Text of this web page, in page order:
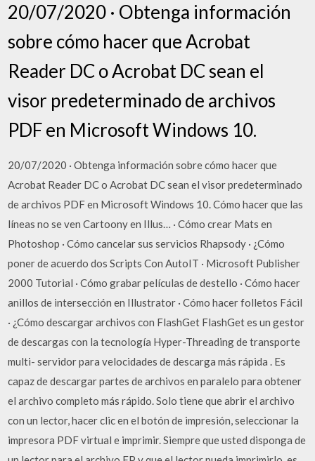
20/07/2020 · Obtenga información
sobre cómo hacer que Acrobat
Reader DC o Acrobat DC sean el
visor predeterminado de archivos
PDF en Microsoft Windows 10.
20/07/2020 · Obtenga información sobre cómo hacer que
Acrobat Reader DC o Acrobat DC sean el visor predeterminado
de archivos PDF en Microsoft Windows 10. Cómo hacer que las
líneas no se ven Cartoony en Illus… · Cómo crear Mats en
Photoshop · Cómo cancelar sus servicios Rhapsody · ¿Cómo
poner de acuerdo dos Scripts Con AutoIT · Microsoft Publisher
2000 Tutorial · Cómo grabar películas de destello · Cómo hacer
anillos de intersección en Illustrator · Cómo hacer folletos Fácil
· ¿Cómo descargar archivos con FlashGet FlashGet es un gestor
de descargas con la tecnología Hyper-Threading de transporte
multi- servidor para velocidades de descarga más rápida . Es
capaz de descargar partes de archivos en paralelo para obtener
el archivo completo más rápido. Solo tiene que abrir el archivo
con un lector, hacer clic en el botón de impresión, seleccionar la
impresora PDF virtual e imprimir. Siempre que usted disponga de